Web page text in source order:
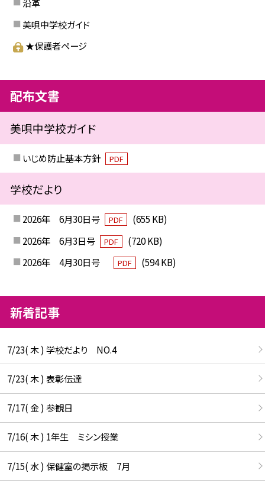
美唄中学校ガイド
★保護者ページ
配布文書
美唄中学校ガイド
いじめ防止基本方針 PDF
学校だより
2026年 6月30日号 PDF
(655 KB)
2026年 6月3日号
PDF
(720 KB)
2026年 4月30日号
PDF (594 KB)
新着記事
7/23( 木 ) 学校だより NO.4
7/23( 木 ) 表彰伝達
7/17( 金 ) 参観日
7/16( 木 ) 1年生 ミシン授業
7/15( 水 ) 保健室の掲示板 7月